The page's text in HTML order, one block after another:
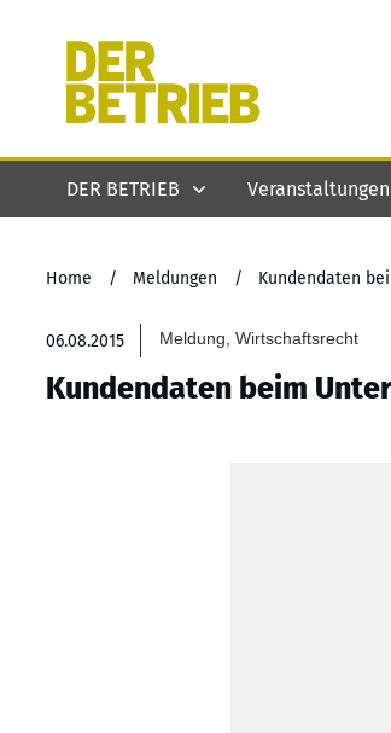
DER BETRIEB Veranstaltungen
Home / Meldungen / Kundendaten
06.08.2015 Meldung, Wirtschaftsrecht
Kundendaten beim